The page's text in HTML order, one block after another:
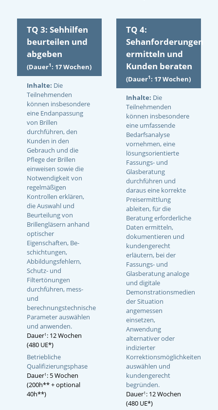
TQ 3: Sehhilfen
beurteilen und
abgeben
(Dauer1: 17 Wochen)
Inhalte: Die
Teilnehmenden
können insbesondere
eine Endanpassung
von Brillen
durchführen, den
Kunden in den
Gebrauch und die
Pflege der Brillen
einweisen sowie die
Notwendigkeit von
regelmäßigen
Kontrollen erklären,
die Auswahl und
Beurteilung von
Brillengläsern anhand
optischer
Eigenschaften, Be-
schichtungen,
Abbildungsfehlern,
Schutz- und
Filtertönungen
durchführen, mess-
und
berechnungstechnische
Parameter auswählen
und anwenden.
Dauer1 : 12 Wochen
(480 UE*)
Betriebliche
Qualifizierungsphase
Dauer1 : 5 Wochen
(200h** + optional
40h**)
TQ 4:
Sehanforderungen
ermitteln und
Kunden beraten
(Dauer1: 17 Wochen)
Inhalte: Die
Teilnehmenden
können insbesondere
eine umfassende
Bedarfsanalyse
vornehmen, eine
lösungsorientierte
Fassungs- und
Glasberatung
durchführen und
daraus eine korrekte
Preisermittlung
ableiten, für die
Beratung erforderliche
Daten ermitteln,
dokumentieren und
kundengerecht
erläutern, bei der
Fassungs- und
Glasberatung analoge
und digitale
Demonstrationsmedien
der Situation
angemessen
einsetzen,
Anwendung
alternativer oder
indizierter
Korrektionsmöglichkeiten
auswählen und
kundengerecht
begründen.
Dauer1 : 12 Wochen
(480 UE*)